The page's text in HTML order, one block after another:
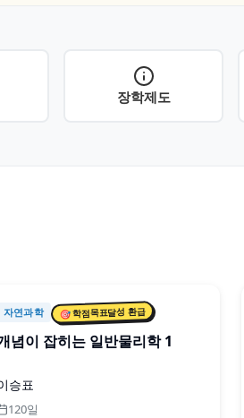
장학제도
자연과학 🎯 학점목표달성 환급
념이 잡히는 일반물리학 1
승표
120일